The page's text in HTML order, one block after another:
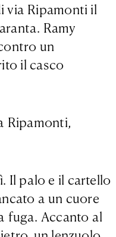
via Ripamonti il
Ramy
un
il casco
Ripamonti,
Il palo e il cartello
a un cuore
fuga. Accanto al